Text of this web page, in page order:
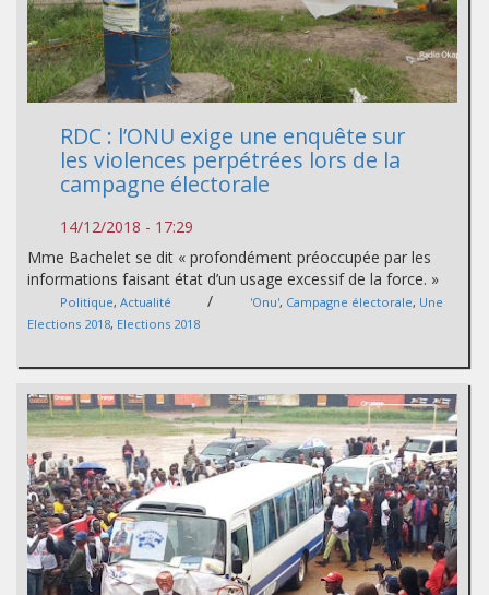
RDC : l’ONU exige une enquête sur
les violences perpétrées lors de la
campagne électorale
14/12/2018 - 17:29
Mme Bachelet se dit « profondément préoccupée par les
informations faisant état d’un usage excessif de la force. »
Politique, Actualité / 'Onu', Campagne électorale, Une
Elections 2018, Elections 2018